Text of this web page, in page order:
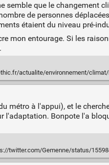
semble que le changement
de personnes
étaient du niveau pré-
mon entourage. Si les
climat/isr-rse/changement-climatique-1-americain-sur-100-a-du-fuir-son-logement-en-
métro à l'appui), et le
l'adaptation. Bonpote l'a
twitter.com/Gemenne/status/